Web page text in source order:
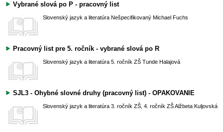
Vybrané slová po P - pracovný list
Slovenský jazyk a literatúra Nešpecifikovaný Michael Fuchs
Pracovný list pre 5. ročník - vybrané slová po R
Slovenský jazyk a literatúra 5. ročník ZŠ Tunde Halajová
SJL3 - Ohybné slovné druhy (pracovný list) - OPAKOVANIE
Slovenský jazyk a literatúra 3. ročník ZŠ, 4. ročník ZŠAlžbeta Kuljovská